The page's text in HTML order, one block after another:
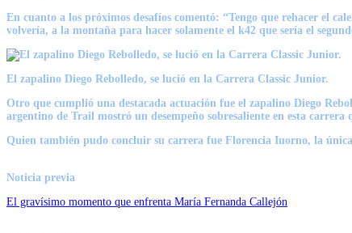
En cuanto a los próximos desafíos comentó: “Tengo que rehacer el
volvería, a la montaña para hacer solamente el k42 que sería el
El zapalino Diego Rebolledo, se lució en la Carrera Classic Junior.
Otro que cumplió una destacada actuación fue el zapalino Diego
argentino de Trail mostró un desempeño sobresaliente en esta
Quien también pudo concluir su carrera fue Florencia Iuorno, la
Noticia previa
El gravísimo momento que enfrenta María Fernanda Callejón